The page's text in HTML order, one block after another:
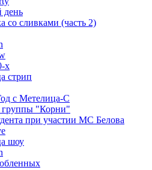
день
со сливками (часть 2)
х
стрип
с Метелица-С
группы "Корни"
при участии МС Белова
шоу